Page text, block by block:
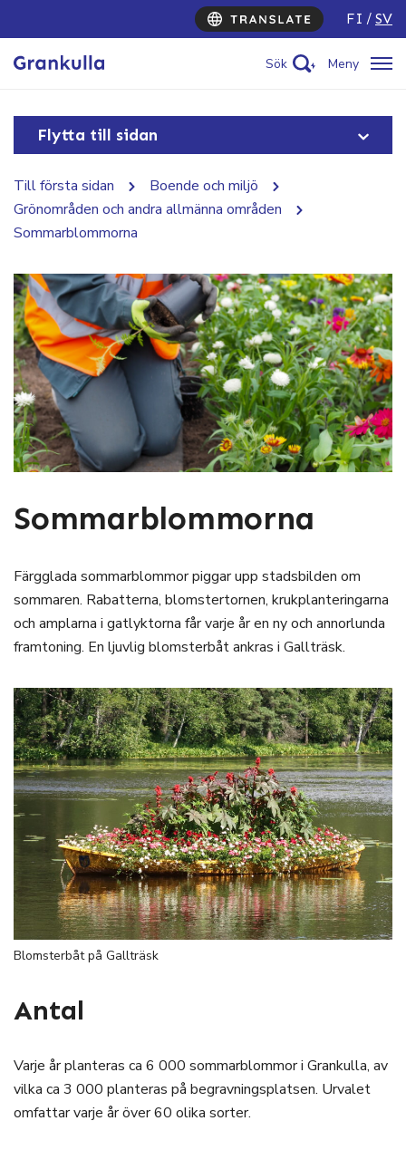
FI SV
Sök Meny
Flytta till sidan
Till första sidan
Boende och miljö
Grönområden och andra allmänna områden
Sommarblommorna
Sommarblommorna
Färgglada sommarblommor piggar upp stadsbilden om
sommaren. Rabatterna, blomstertornen, krukplanteringarna
och amplarna i gatlyktorna får varje år en ny och annorlunda
framtoning. En ljuvlig blomsterbåt ankras i Gallträsk.
Blomsterbåt på Gallträsk
Antal
Varje år planteras ca 6 000 sommarblommor i Grankulla, av
vilka ca 3 000 planteras på begravningsplatsen. Urvalet
omfattar varje år över 60 olika sorter.